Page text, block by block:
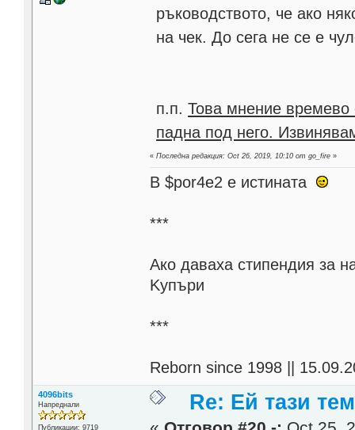
ръководството, че ако
на чек. До сега не се е
п.п.Това мнение времево
падна под него.
«Последна редакция: Oct 26, 2019, 10:10 от go_fire »
В $por4e2 e истината
***
Aко даваха стипендия за
Kупъри
***
Reborn since 1998 ||
4096bits
Напреднали
Публикации: 9719
Re: Ей тази